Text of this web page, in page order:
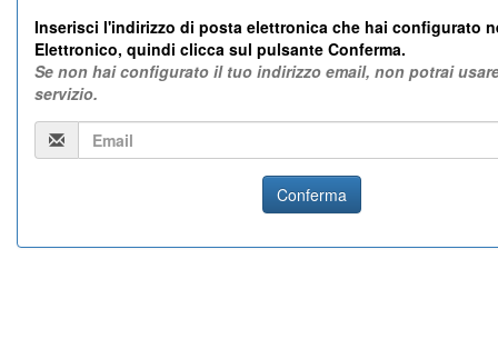
Inserisci l'indirizzo di posta elettronica che hai configurato
Elettronico, quindi clicca sul pulsante Conferma.
Se non hai configurato il tuo indirizzo email, non potrai
servizio.
Email
Conferma